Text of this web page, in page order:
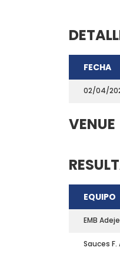
FECHA
02/04/
VENUE
EQUIPO
EMB Adeje
Sauces
Teléfono:
Email:
San